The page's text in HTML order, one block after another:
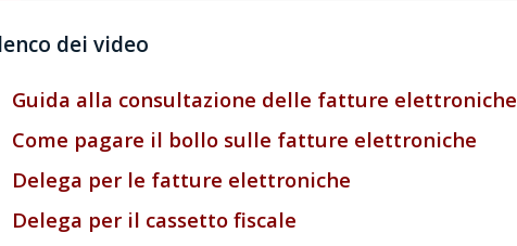
dei video
Guida alla consultazione delle fatture elettroniche
Come pagare il bollo sulle fatture elettroniche
Delega per le fatture elettroniche
Delega per il cassetto fiscale